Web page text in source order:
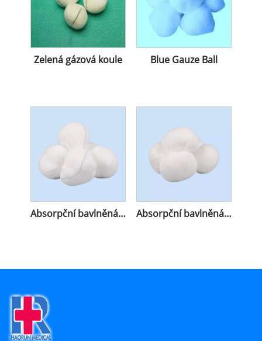
Zelená gázová koule Blue Gauze Ball
Absorpční bavlněná gázová koule s x -ray Absorpční bavlněná gázová koule bez x -rays